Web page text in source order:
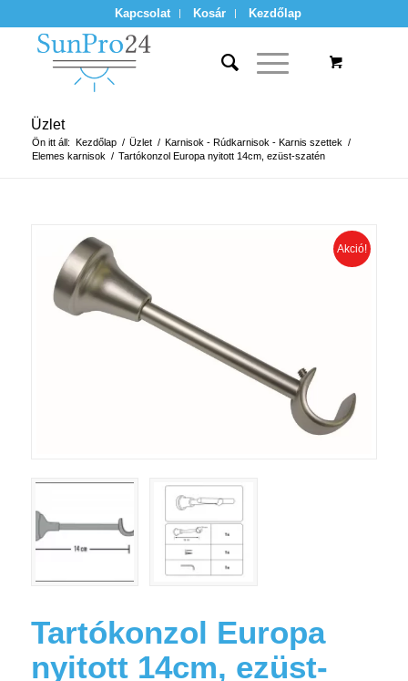
Kapcsolat Kosár Kezdőlap
Üzlet
Ön itt áll: Kezdőlap / Üzlet / Karnisok - Rúdkarnisok - Karnis szettek /
Elemes karnisok / Tartókonzol Europa nyitott 14cm, ezüst-szatén
Akció!
Tartókonzol Europa
nyitott 14cm, ezüst-